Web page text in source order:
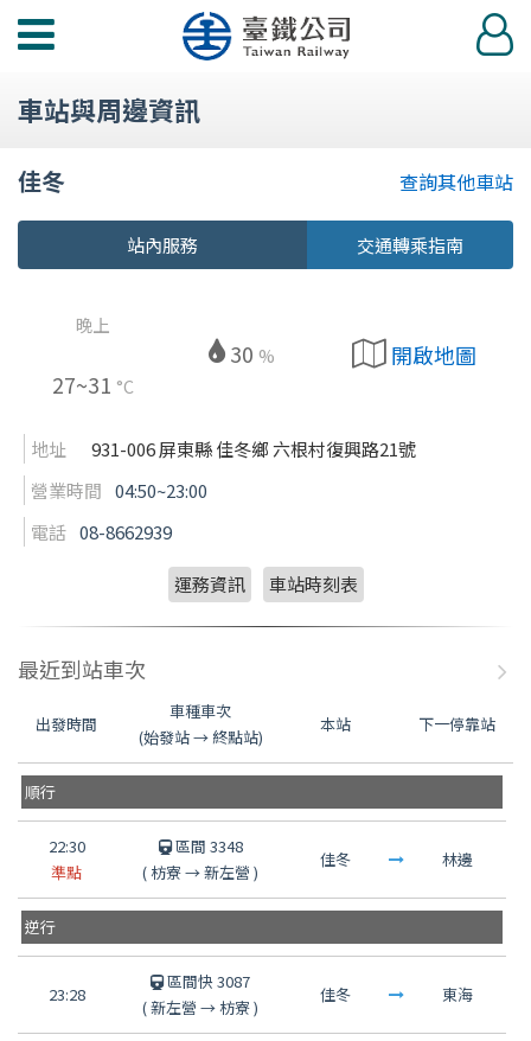
功
選
登
入
車站與周邊資訊
佳冬 查詢其他車站
站內服務 交通轉乘指南
晚上
27~31 °C
30 % 開啟地圖
地址
931-006 屏東縣 佳冬鄉 六根村復興路21號
營業時間 04:50~23:00
電話 08-8662939
運務資訊 車站時刻表
最近到站車次
出發時間
車種車次
(始發站 → 終點站)
本站 下一停靠站
順行
22:30
準點
區間 3348
(枋寮→新左營 )
佳冬 林邊
逆行
23:28
區間快 3087
(新左營 →枋寮)
佳冬 東海